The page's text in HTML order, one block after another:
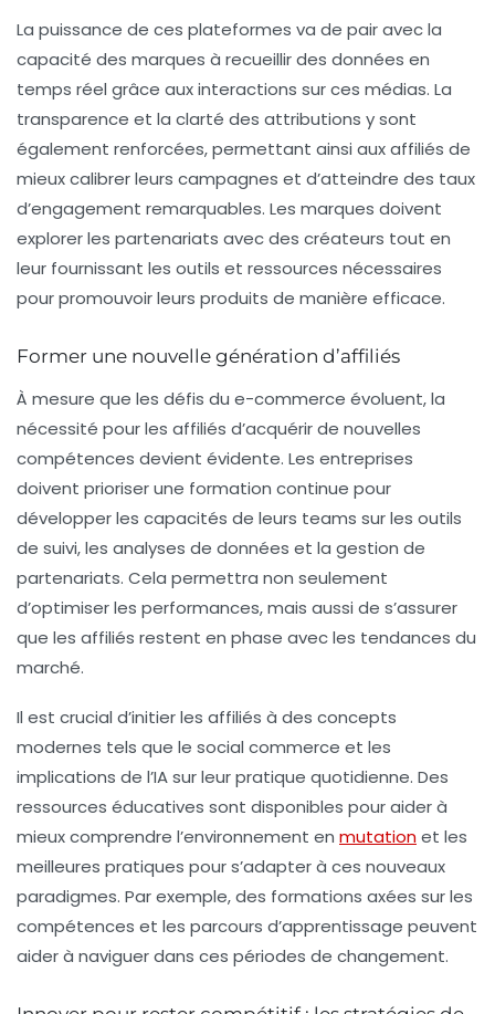
La puissance de ces plateformes va de pair avec la
capacité des marques à recueillir des données en
temps réel grâce aux interactions sur ces médias. La
transparence et la clarté des attributions y sont
également renforcées, permettant ainsi aux affiliés de
mieux calibrer leurs campagnes et d’atteindre des taux
d’engagement remarquables. Les marques doivent
explorer les partenariats avec des créateurs tout en
leur fournissant les outils et ressources nécessaires
pour promouvoir leurs produits de manière efficace.
Former une nouvelle génération d’affiliés
À mesure que les défis du e-commerce évoluent, la
nécessité pour les affiliés d’acquérir de nouvelles
compétences devient évidente. Les entreprises
doivent prioriser une formation continue pour
développer les capacités de leurs teams sur les outils
de suivi, les analyses de données et la gestion de
partenariats. Cela permettra non seulement
d’optimiser les performances, mais aussi de s’assurer
que les affiliés restent en phase avec les tendances du
marché.
Il est crucial d’initier les affiliés à des concepts
modernes tels que le social commerce et les
implications de l’IAsur leur pratique quotidienne. Des
ressources éducatives sont disponibles pour aider à
mieux comprendre l’environnement en mutationet les
meilleures pratiques pour s’adapter à ces nouveaux
paradigmes. Par exemple, des formations axées sur les
compétences et les parcours d’apprentissage peuvent
aider à naviguer dans ces périodes de changement.